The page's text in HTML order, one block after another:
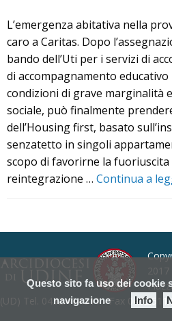
Questo sito fa uso dei cookie
navigazione
Info
L’emergenza abitativa nella
caro a Caritas. Dopo
bando dell’Uti per i servizi di
di accompagnamento
condizioni di grave marginalità
sociale, può finalmente
dell’Housing first, basato
senzatetto in singoli
scopo di favorirne la fuoriuscita
reintegrazione … Continua a
o
s
t
a
2017
(UD) Tel. 0432.414.511 - Fax